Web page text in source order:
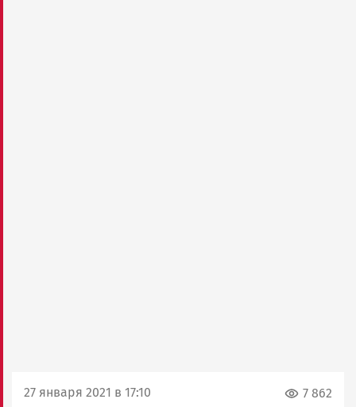
27 января 2021 в 17:10
7 862